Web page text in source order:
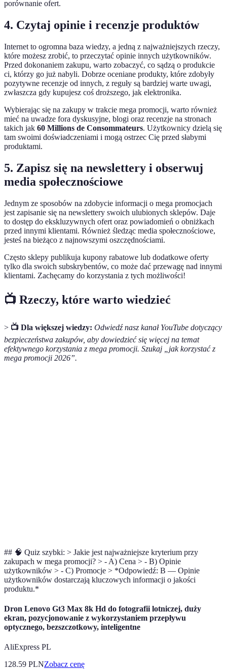
porównanie ofert.
4. Czytaj opinie i recenzje produktów
Internet to ogromna baza wiedzy, a jedną z najważniejszych rzeczy,
które możesz zrobić, to przeczytać opinie innych użytkowników.
Przed dokonaniem zakupu, warto zobaczyć, co sądzą o produkcie
ci, którzy go już nabyli. Dobrze oceniane produkty, które zdobyły
pozytywne recenzje od innych, z reguły są bardziej warte uwagi,
zwłaszcza gdy kupujesz coś droższego, jak elektronika.
Wybierając się na zakupy w trakcie mega promocji, warto również
mieć na uwadze fora dyskusyjne, blogi oraz recenzje na stronach
takich jak 60 Millions de Consommateurs. Użytkownicy dzielą się
tam swoimi doświadczeniami i mogą ostrzec Cię przed słabymi
produktami.
5. Zapisz się na newslettery i obserwuj
media społecznościowe
Jednym ze sposobów na zdobycie informacji o mega promocjach
jest zapisanie się na newslettery swoich ulubionych sklepów. Daje
to dostęp do ekskluzywnych ofert oraz powiadomień o obniżkach
przed innymi klientami. Również śledząc media społecznościowe,
jesteś na bieżąco z najnowszymi oszczędnościami.
Często sklepy publikuja kupony rabatowe lub dodatkowe oferty
tylko dla swoich subskrybentów, co może dać przewagę nad innymi
klientami. Zachęcamy do korzystania z tych możliwości!
📺 Rzeczy, które warto wiedzieć
> 📺 Dla większej wiedzy: Odwiedź nasz kanał YouTube dotyczący
bezpieczeństwa zakupów, aby dowiedzieć się więcej na temat
efektywnego korzystania z mega promocji. Szukaj „jak korzystać z
mega promocji 2026”.
## 🧠 Quiz szybki: > Jakie jest najważniejsze kryterium przy
zakupach w mega promocji? > - A) Cena > - B) Opinie
użytkowników > - C) Promocje > *Odpowiedź: B — Opinie
użytkowników dostarczają kluczowych informacji o jakości
produktu.*
Dron Lenovo Gt3 Max 8k Hd do fotografii lotniczej, duży
ekran, pozycjonowanie z wykorzystaniem przepływu
optycznego, bezszczotkowy, inteligentne
AliExpress PL
128.59 PLNZobacz cenę